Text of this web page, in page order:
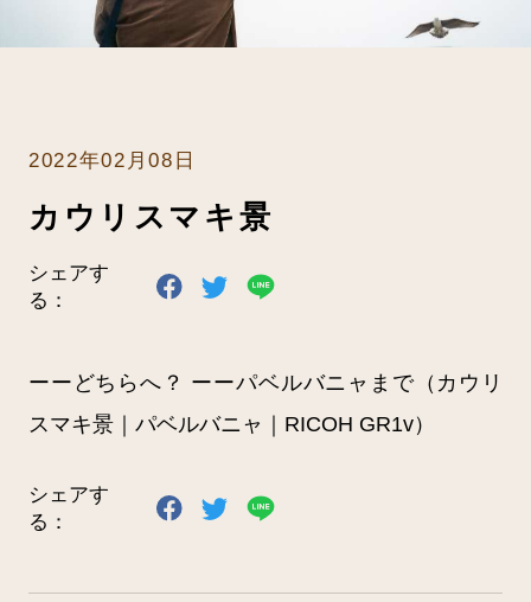
書籍のご注文
お問い合わせ
みずき書林HPへ
2022年02月08日
カウリスマキ景
シェアす
る：
ーーどちらへ？ ーーパベルバニャまで（カウリ
スマキ景｜パベルバニャ｜RICOH GR1v）
シェアす
る：